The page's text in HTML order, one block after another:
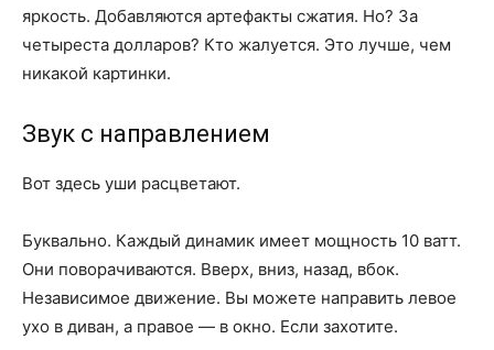
яркость. Добавляются артефакты сжатия. Но? За
четыреста долларов? Кто жалуется. Это лучше, чем
никакой картинки.
Звук с направлением
Вот здесь уши расцветают.
Буквально. Каждый динамик имеет мощность 10 ватт.
Они поворачиваются. Вверх, вниз, назад, вбок.
Независимое движение. Вы можете направить левое
ухо в диван, а правое — в окно. Если захотите.